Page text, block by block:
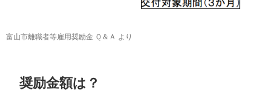
富山市離職者等雇用奨励金 Ｑ＆Ａ より
奨励金額は？